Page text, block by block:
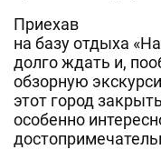
Приехав
на базу отдыха
долго ждать и,
обзорную
этот город
особенно